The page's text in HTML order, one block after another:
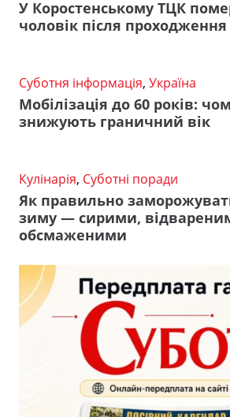
У Коростенському ТЦК
чоловік після
Суботня інформація, Україна
Мобілізація до 60 років:
знижують граничний вік
Кулінарія, Суботні поради
Як правильно
зиму — сирими,
обсмаженими